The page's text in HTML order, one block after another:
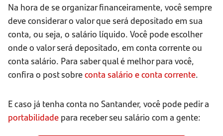
Na hora de se organizar financeiramente, você sempre
deve considerar o valor que será depositado em sua
conta, ou seja, o salário líquido. Você pode escolher
onde o valor será depositado, em conta corrente ou
conta salário. Para saber qual é melhor para você,
confira o post sobreconta salário e conta corrente.
E caso já tenha conta no Santander, você pode pedir a
portabilidade para receber seu salário com a gente: